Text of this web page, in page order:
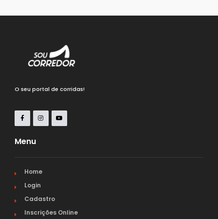
O seu portal de corridas!
Menu
Home
Login
Cadastro
Inscrições Online